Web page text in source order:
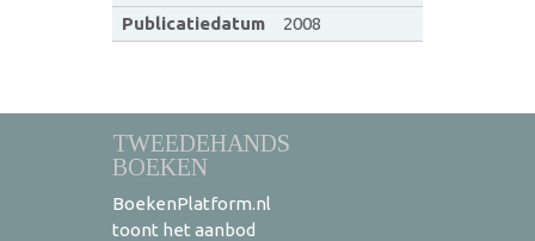
Publicatiedatum
2008
TWEEDEHANDS
BOEKEN
BoekenPlatform.nl
toont het aanbod